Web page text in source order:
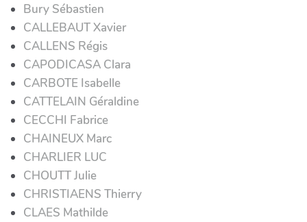
Bury Sébastien
CALLEBAUT Xavier
CALLENS Régis
CAPODICASA Clara
CARBOTE Isabelle
CATTELAIN Géraldine
CECCHI Fabrice
CHAINEUX Marc
CHARLIER LUC
CHOUTT Julie
CHRISTIAENS Thierry
CLAES Mathilde